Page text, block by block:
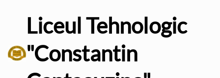
Liceul Tehnologic
"Constantin